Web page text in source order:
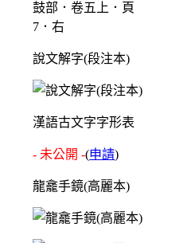
鼓部．卷五上．頁
7．右
說文解字(段注本)
漢語古文字字形表
- 未公開 -(申請)
龍龕手鏡(高麗本)